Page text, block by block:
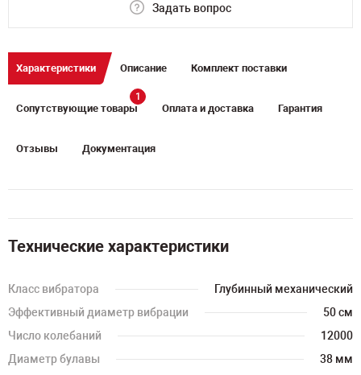
Задать вопрос
Характеристики Описание Комплект поставки
Сопутствующие товары
1
Оплата и доставка Гарантия
Отзывы Документация
Технические характеристики
Класс вибратора
Глубинный механический
Эффективный диаметр вибрации
50 см
Число колебаний
12000
Диаметр булавы
38 мм